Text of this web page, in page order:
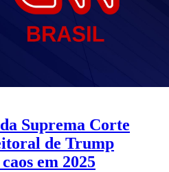
Suprema Corte
de Trump
em 2025